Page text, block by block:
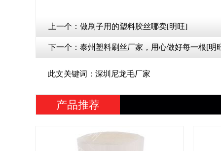
上一个： 做刷子用的塑料胶丝哪卖[明旺]
下一个： 泰州塑料刷丝厂家，用心做好每一根[明
此文关键词：深圳尼龙毛厂家
产品推荐